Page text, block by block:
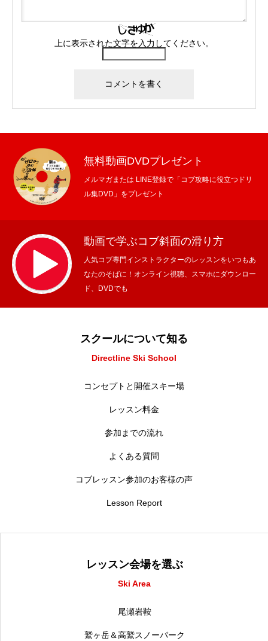
上に表示された文字を入力してください。
無料動画DVDプレゼント
メルマガまたは LINE登録で「コブ攻略に役立つドリ
ル集DVD」をプレゼント
動画で学ぶコブ斜面の滑り方
人気コブ専門インストラクターのレッスンをいつもあ
なたのそばに！オンライン視聴、スマホにダウンロー
ド、DVDでも
スクールについて知る
Directline Ski School
コンセプトと開催スキー場
レッスン料金
参加までの流れ
よくある質問
コブレッスン参加のお客様の声
Lesson Report
レッスン会場を選ぶ
Ski Area
尾瀬岩鞍
鷲ヶ岳＆高鷲スノーパーク